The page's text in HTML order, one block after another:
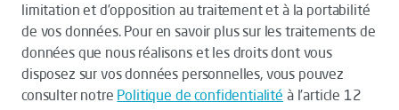
limitation et d’opposition au traitement et à la portabilité
de vos données. Pour en savoir plus sur les traitements de
données que nous réalisons et les droits dont vous
disposez sur vos données personnelles, vous pouvez
consulter notre Politique de confidentialité à l’article 12